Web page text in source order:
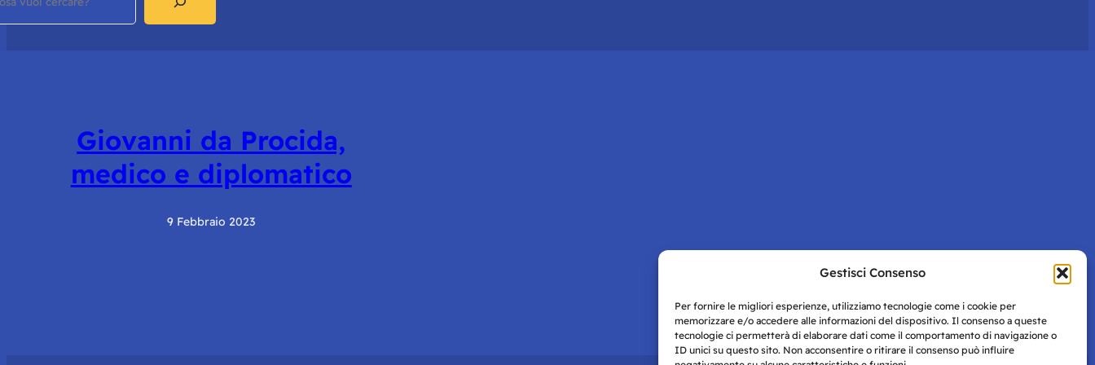
Gestisci Consenso
Per fornire le migliori esperienze, utilizziamo tecnologie come i cookie per
memorizzare e/o accedere alle informazioni del dispositivo. Il consenso a queste
tecnologie ci permetterà di elaborare dati come il comportamento di navigazione o
ID unici su questo sito. Non acconsentire o ritirare il consenso può influire
Giovanni da Procida,
medico e diplomatico
9 Febbraio 2023